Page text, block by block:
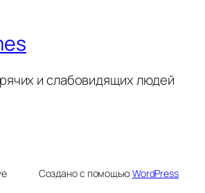
и слабовидящих людей
Создано с помощьюWordPress